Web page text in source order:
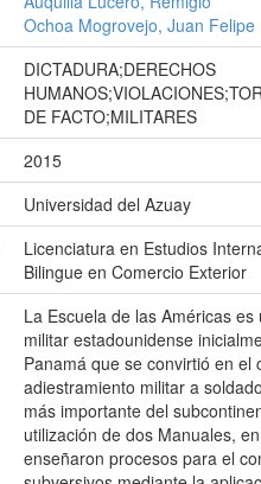
Ochoa Mogrovejo, Juan Felipe
DICTADURA;DERECHOS
DE FACTO;MILITARES
2015
Universidad del Azuay
Licenciatura en Estudios
Bilingue en Comercio Exterior
La Escuela de las Américas es
militar estadounidense
Panamá que se convirtió en el
adiestramiento militar a
más importante del
utilización de dos Manuales,
enseñaron procesos para el